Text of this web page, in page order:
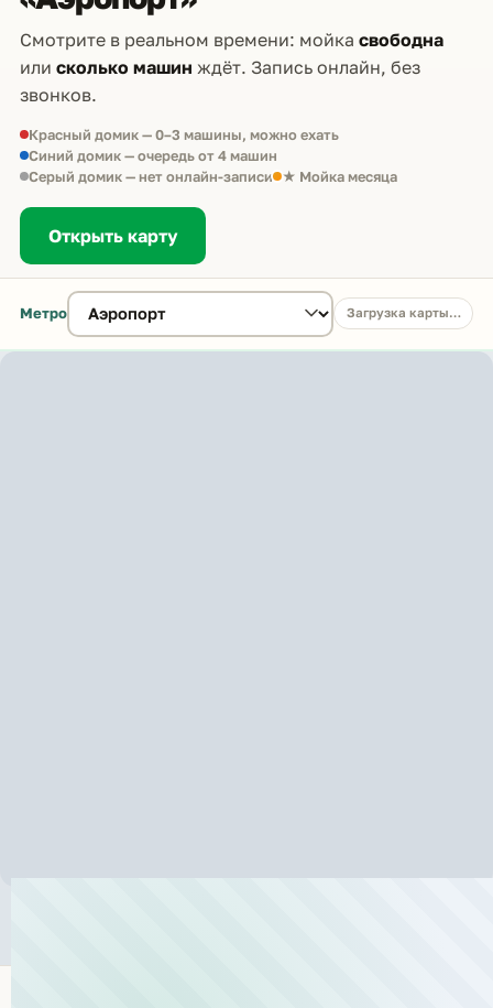
Смотрите в реальном времени: мойка свободна
или сколько машин ждёт. Запись онлайн, без
звонков.
Красный домик — 0–3 машины, можно ехать
Синий домик — очередь от 4 машин
Серый домик — нет онлайн-записи ★ Мойка месяца
Открыть карту
Метро Загрузка карты…